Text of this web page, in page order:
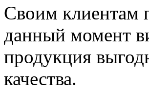
Своим клиентам
данный момент
продукция
качества.